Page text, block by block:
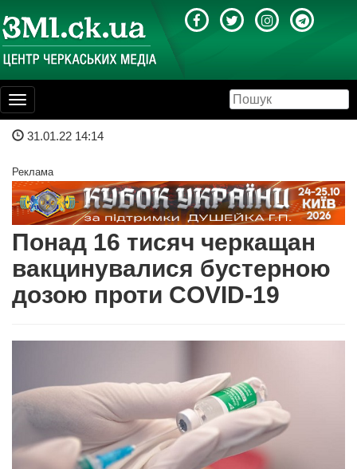
Toggle
navigation
31.01.22 14:14
Реклама
Понад 16 тисяч черкащан
вакцинувалися бустерною
дозою проти COVID-19